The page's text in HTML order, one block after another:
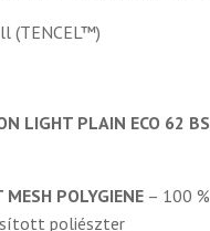
(TENCEL™)
LIGHT PLAIN ECO 62 BS
POLYGIENE – 100 %
poliészter